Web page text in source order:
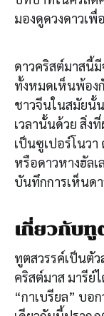
มองดูดวงดาวเ
ดาวคริสต์มาสนี้
ทั้งหมดเห็นพ้อง
ชาวจีนในสมัยนั้
เวลานั้นด้วย สิ่ง
เป็นซูเปอร์โนว
หรือดาวหางฮัลเ
บันทึกการเห็นด
เกี่ยวกับทู
ทูตสวรรค์เป็นตั
คริสต์มาส มารีย์
“กาเบรียล” บอ